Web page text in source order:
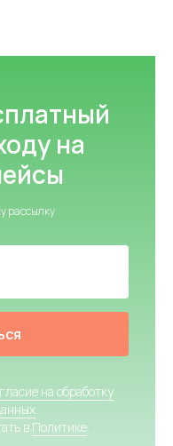
на
рассылку
на обработку
в Политике